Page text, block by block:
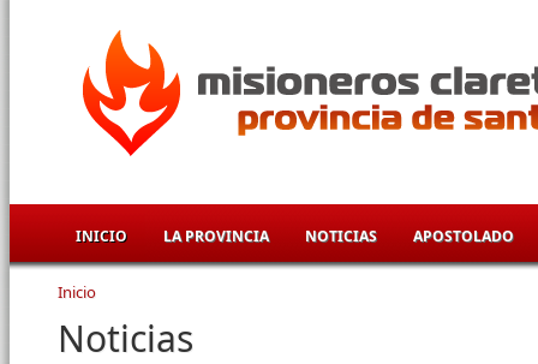
INICIO LA PROVINCIA NOTICIAS APOSTOLADO
Se encuentra usted aquí
Inicio
Noticias